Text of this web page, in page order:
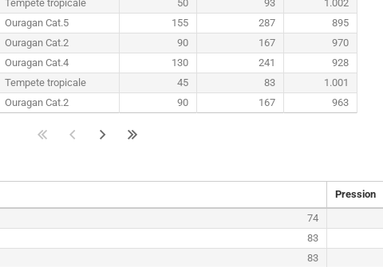
Tempete tropicale 50 93
1.002
Ouragan Cat.5 155 287
895
Ouragan Cat.2 90 167
970
Ouragan Cat.4 130 241
928
Tempete tropicale 45 83
1.001
Ouragan Cat.2 90 167 963
Pression
74
83
83